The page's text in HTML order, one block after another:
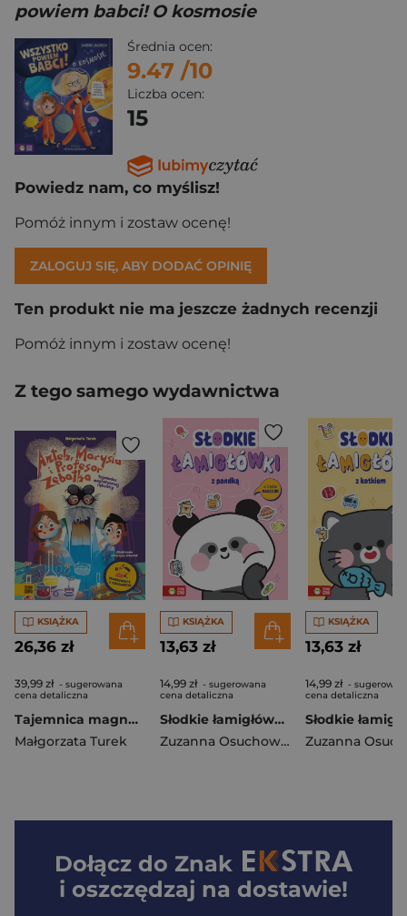
powiem babci! O kosmosie
Średnia ocen:
9.47 /10
Liczba ocen:
15
Powiedz nam, co myślisz!
Pomóż innym i zostaw ocenę!
ZALOGUJ SIĘ, ABY DODAĆ OPINIĘ
Ten produkt nie ma jeszcze żadnych recenzji
Pomóż innym i zostaw ocenę!
Z tego samego wydawnictwa
KSIĄŻKA
26,36 zł
39,99 zł - sugerowana
cena detaliczna
Tajemnica magnetycznej rękawicy. Antek, Marysia i profesor Zębatka
Małgorzata Turek
KSIĄŻKA
13,63 zł
14,99 zł - sugerowana
cena detaliczna
Słodkie łamigłówki z pandką. Słodkie łamigłówki
Zuzanna Osuchowska
KSIĄŻKA
13,63 zł
14,99 zł -
cena detaliczna
Dołącz do Znak
i oszczędzaj na dostawie!